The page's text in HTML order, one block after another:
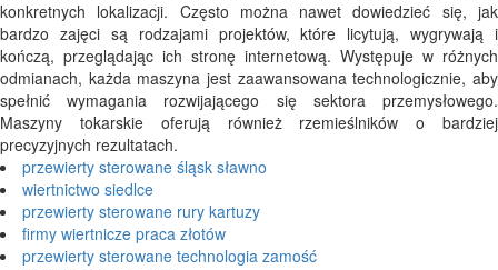
konkretnych lokalizacji. Często można nawet dowiedzieć się, jak
bardzo zajęci są rodzajami projektów, które licytują, wygrywają i
kończą, przeglądając ich stronę internetową. Występuje w różnych
odmianach, każda maszyna jest zaawansowana technologicznie, aby
spełnić wymagania rozwijającego się sektora przemysłowego.
Maszyny tokarskie oferują również rzemieślników o bardziej
precyzyjnych rezultatach.
przewierty sterowane śląsk sławno
wiertnictwo siedlce
przewierty sterowane rury kartuzy
firmy wiertnicze praca złotów
przewierty sterowane technologia zamość